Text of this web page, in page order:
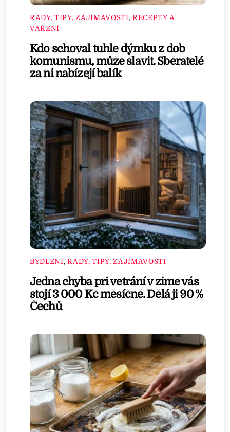
RADY, TIPY, ZAJÍMAVOSTI, RECEPTY A
VAŘENÍ
Kdo schoval tuhle dýmku z dob
komunismu, může slavit. Sběratelé
za ni nabízejí balík
BYDLENÍ,RADY, TIPY, ZAJÍMAVOSTI
Jedna chyba při větrání v zimě vás
stojí 3 000 Kč měsíčně. Dělá ji 90 %
Čechů